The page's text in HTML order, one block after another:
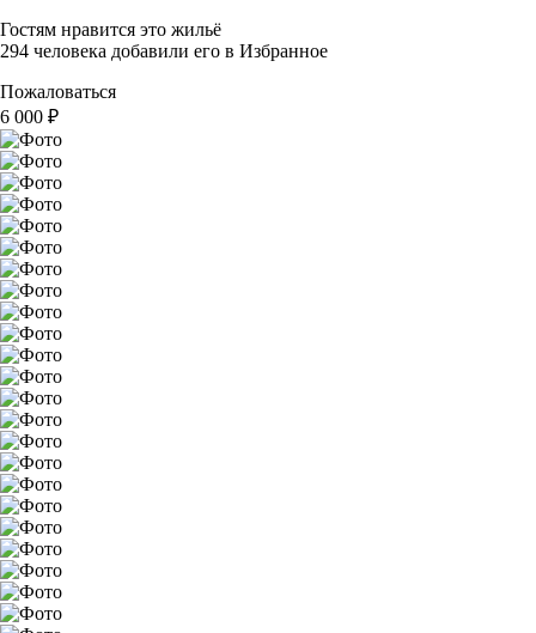
Гостям нравится это жильё
294 человека добавили его в Избранное
Пожаловаться
6 000 ₽